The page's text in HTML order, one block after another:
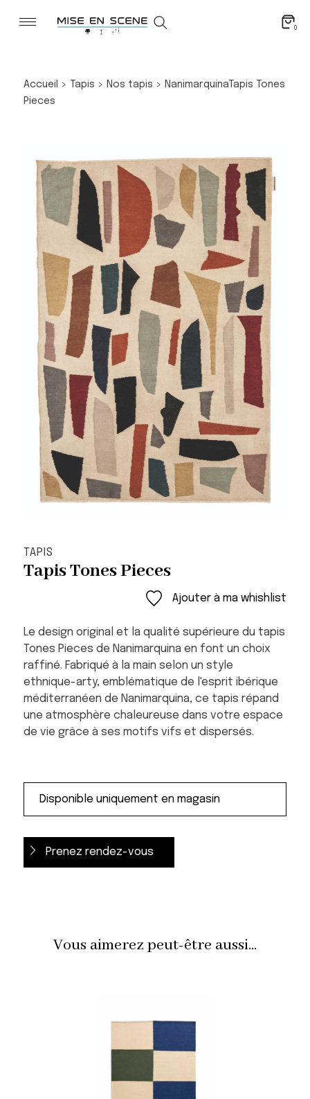
0
Accueil > Tapis > Nos tapis > NanimarquinaTapis Tones
Pieces
TAPIS
Tapis Tones Pieces
Ajouter à ma whishlist
Le design original et la qualité supérieure du tapis
Tones Pieces de Nanimarquina en font un choix
raffiné. Fabriqué à la main selon un style
ethnique-arty, emblématique de l'esprit ibérique
méditerranéen de Nanimarquina, ce tapis répand
une atmosphère chaleureuse dans votre espace
de vie grâce à ses motifs vifs et dispersés.
Prenez rendez-vous
Vous aimerez peut-être aussi...